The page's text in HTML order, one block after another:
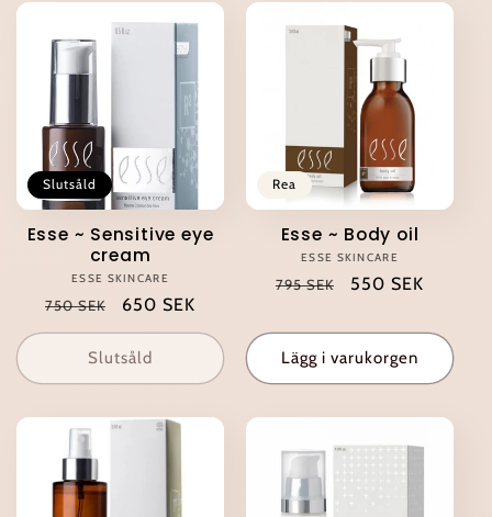
Slutsåld
Esse ~ Sensitive eye
cream
Säljare:
ESSE SKINCARE
Ordinarie
pris
750 SEK Försäljningspris
650 SEK
Slutsåld
Rea
Esse ~ Body oil
Säljare:
ESSE SKINCARE
Ordinarie
795 SEK Försäljningspris
550 SEK
Lägg i varukorgen